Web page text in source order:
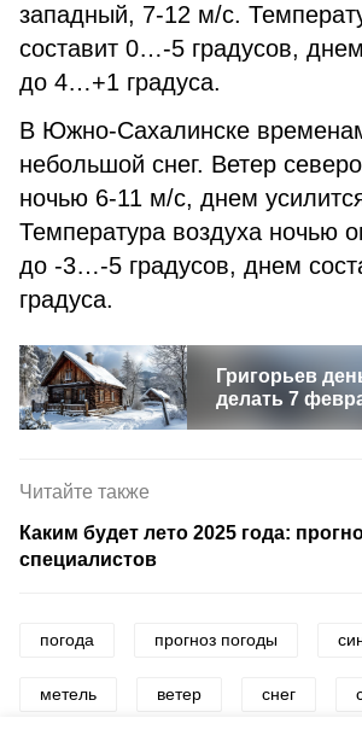
западный, 7-12 м/с.
составит 0…-5 градусов,
до 4…+1 градуса.
В Южно-Сахалинске
небольшой снег. Ветер
ночью 6-11 м/с, днем
Температура воздуха ночью
до -3…-5 градусов, днем
градуса.
Григорьев
делать 7
Читайте также
Каким будет лето 2025 года:
специалистов
погода прогноз погоды
метель ветер снег